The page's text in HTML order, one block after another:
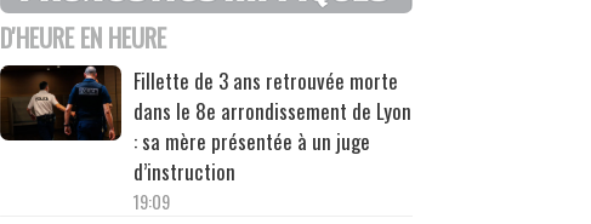
D'HEURE EN HEURE
Fillette de 3 ans retrouvée morte
dans le 8e arrondissement de Lyon
: sa mère présentée à un juge
d’instruction
19:09